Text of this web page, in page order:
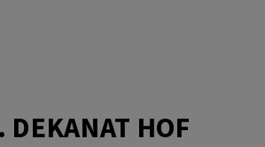
DEKANAT HOF